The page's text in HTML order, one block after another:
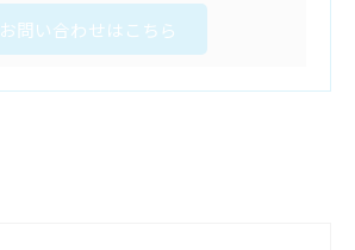
お問い合わせはこちら